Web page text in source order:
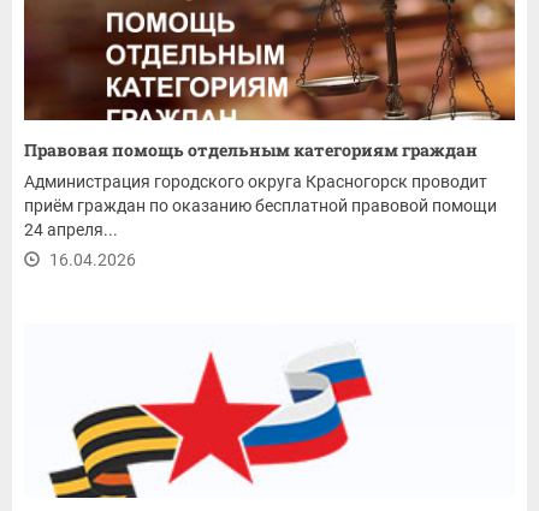
Правовая помощь отдельным категориям граждан
Администрация городского округа Красногорск проводит
приём граждан по оказанию бесплатной правовой помощи
24 апреля...
16.04.2026